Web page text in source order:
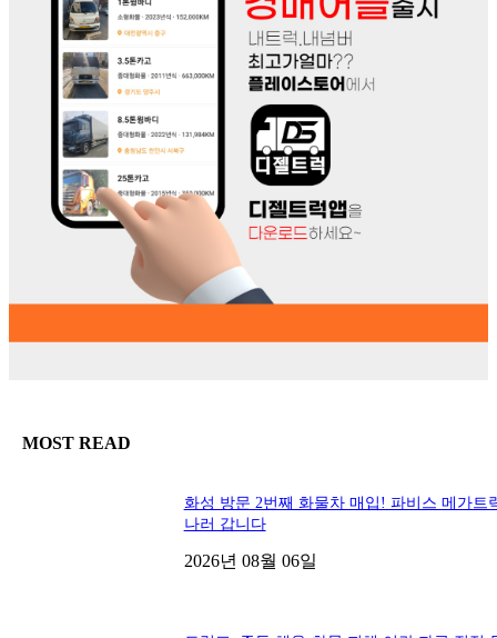
MOST READ
화성 방문 2번째 화물차 매입! 파비스 메가트
나러 갑니다
2026년 08월 06일